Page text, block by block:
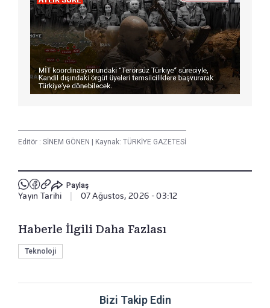
Editör : SİNEM GÖNEN Kaynak: TÜRKİYE GAZETESİ
Paylaş
Yayın Tarihi 07 Ağustos, 2026 - 03:12
Haberle İlgili Daha Fazlası
Teknoloji
Bizi Takip Edin